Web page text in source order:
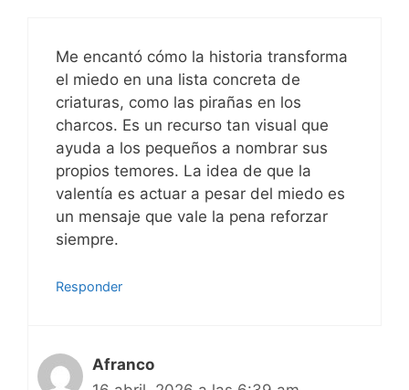
Me encantó cómo la historia transforma
el miedo en una lista concreta de
criaturas, como las pirañas en los
charcos. Es un recurso tan visual que
ayuda a los pequeños a nombrar sus
propios temores. La idea de que la
valentía es actuar a pesar del miedo es
un mensaje que vale la pena reforzar
siempre.
Responder
Afranco